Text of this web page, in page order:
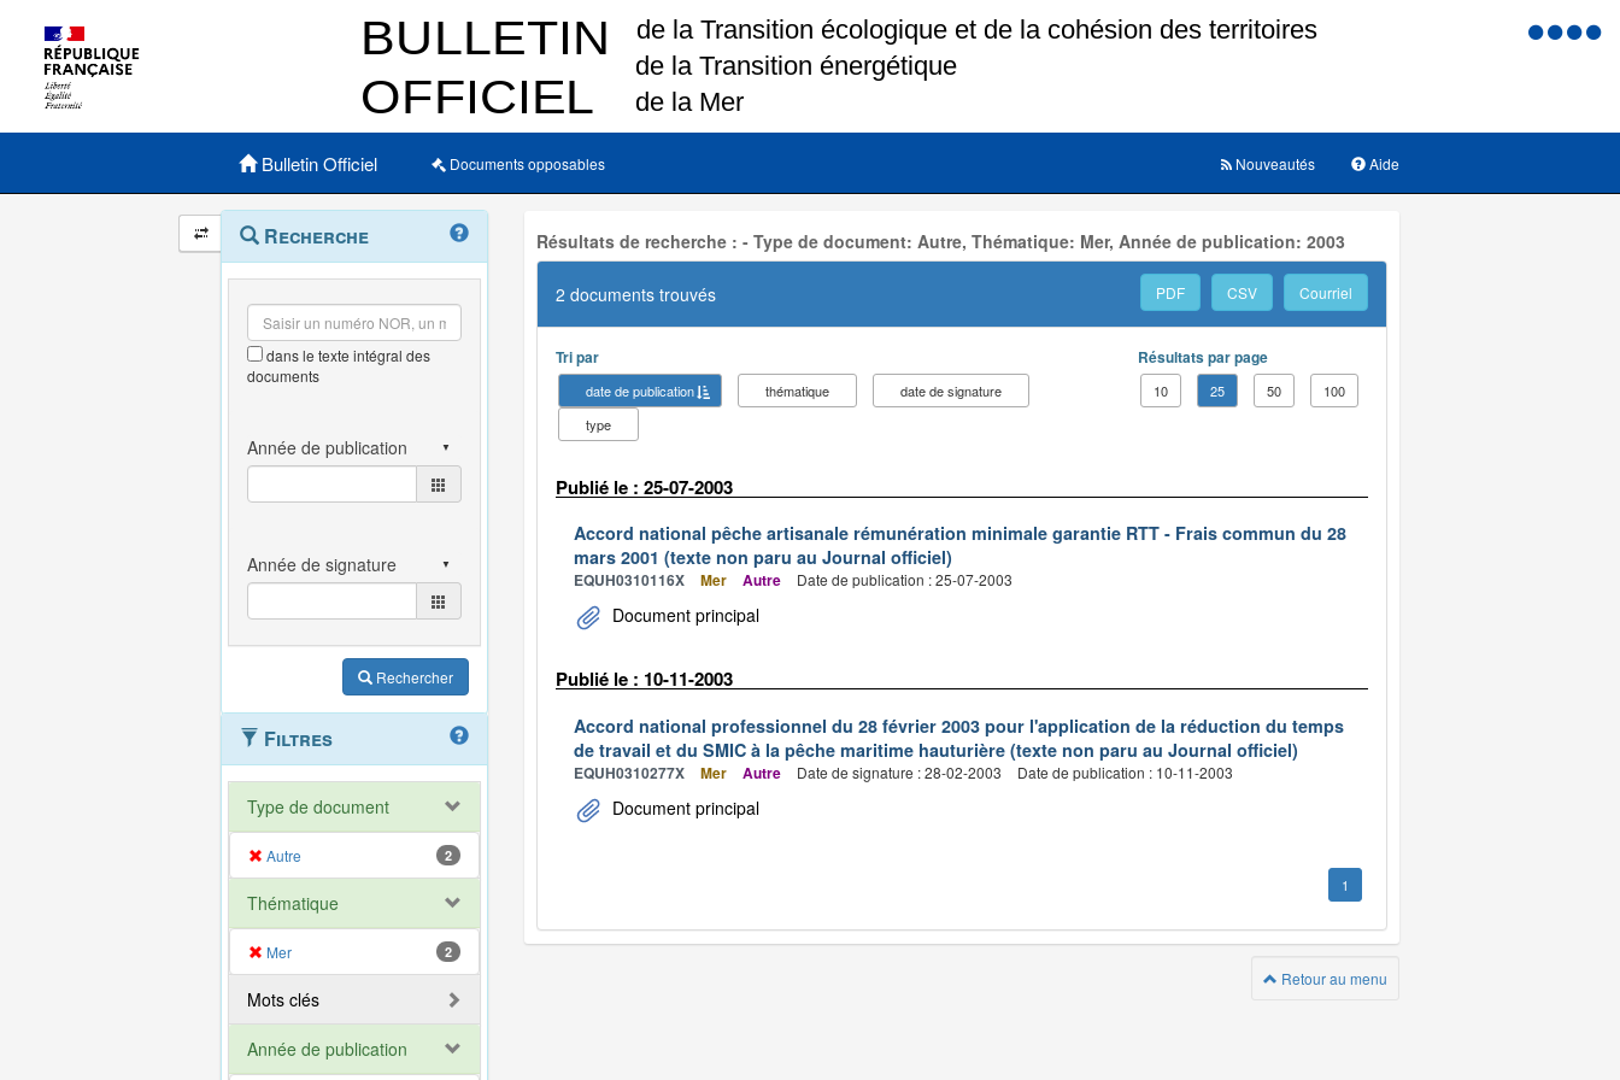
Menu
Menu principal
Bulletin Officiel Documents opposables Aide
Nouveautés
Navigation
et
outils
annexes
Menu
contextuel
Recherche
dans le texte intégral des
documents
Rechercher
Filtres
Type de document
Autre 2
Thématique
Mer 2
Mots clés
Année de publication
Résultats de recherche : - Type de document: Autre, Thématique: Mer, Année de publication: 2003
2 documents trouvés PDF CSV Courriel
Tri par
date de publication thématique
date de signature
type
Résultats par page
10 25 50 100
Publié le : 25-07-2003
Accord national pêche artisanale rémunération minimale garantie RTT - Frais commun du 28
mars 2001 (texte non paru au Journal officiel)
EQUH0310116X Mer Autre Date de publication : 25-07-2003
Document principal
Publié le : 10-11-2003
Accord national professionnel du 28 février 2003 pour l'application de la réduction du temps
de travail et du SMIC à la pêche maritime hauturière (texte non paru au Journal officiel)
EQUH0310277X Mer Autre Date de signature : 28-02-2003 Date de publication : 10-11-2003
Document principal
1
Retour au menu